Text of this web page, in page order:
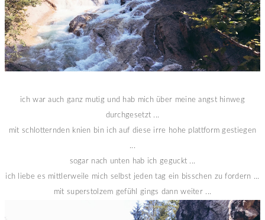
ich war auch ganz mutig und hab mich über meine angst hinweg
durchgesetzt ...
mit schlotternden knien bin ich auf diese irre hohe plattform gestiegen
...
sogar nach unten hab ich geguckt ...
ich liebe es mittlerweile mich selbst jeden tag ein bisschen zu fordern ...
mit superstolzem gefühl gings dann weiter ...